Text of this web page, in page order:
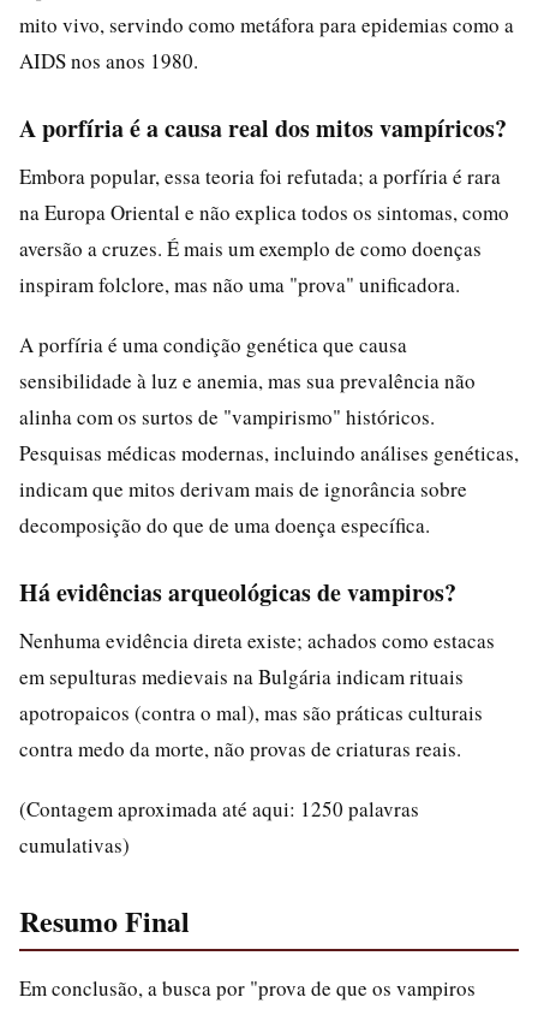
mito vivo, servindo como metáfora para epidemias como a
AIDS nos anos 1980.
A porfíria é a causa real dos mitos vampíricos?
Embora popular, essa teoria foi refutada; a porfíria é rara
na Europa Oriental e não explica todos os sintomas, como
aversão a cruzes. É mais um exemplo de como doenças
inspiram folclore, mas não uma "prova" unificadora.
A porfíria é uma condição genética que causa
sensibilidade à luz e anemia, mas sua prevalência não
alinha com os surtos de "vampirismo" históricos.
Pesquisas médicas modernas, incluindo análises genéticas,
indicam que mitos derivam mais de ignorância sobre
decomposição do que de uma doença específica.
Há evidências arqueológicas de vampiros?
Nenhuma evidência direta existe; achados como estacas
em sepulturas medievais na Bulgária indicam rituais
apotropaicos (contra o mal), mas são práticas culturais
contra medo da morte, não provas de criaturas reais.
(Contagem aproximada até aqui: 1250 palavras
cumulativas)
Resumo Final
Em conclusão, a busca por "prova de que os vampiros